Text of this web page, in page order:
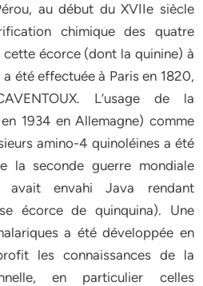
au début du XVIIe siècle
chimique des quatre
écorce (dont la quinine) à
été effectuée à Paris en 1820,
L’usage de la
1934 en Allemagne) comme
amino-4 quinoléines a été
la seconde guerre mondiale
envahi Java rendant
écorce de quinquina). Une
a été développée en
les connaissances de la
en particulier celles